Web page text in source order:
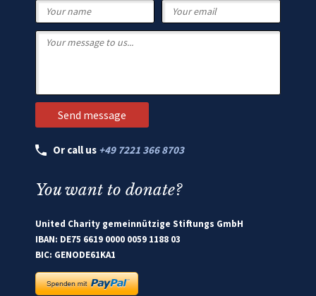
Or call us +49 7221 366 8703
You want to donate?
United Charity gemeinnützige Stiftungs GmbH
IBAN: DE75 6619 0000 0059 1188 03
BIC: GENODE61KA1